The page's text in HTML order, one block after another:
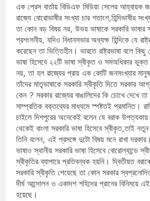
এক প্রেস বার্তায় বিডিএফ মিডিয়া সেলের আহ্বায়ক
রাজ্যে বোরোভাষীর সংখ্যা চার শতাংশ,হিন্দিভাষীর
তা কোন বড় বিষয় নয়, উভয় ভাষাকে সরকারি ভাষার
প্রশংসনীয়, যদিও বিধানসভার অধ্যক্ষ হিন্দিকে যে
করেছেন তা ভিত্তিহীন। ভারতে রাষ্ট্রভাষা বলে কিছু
ভাষা হিসেবে ২২টি ভাষা স্বীকৃত ও সমঅধিকার
নয়, তা হল রাজ্যের প্রায় এক কোটি জনসংখ্যার
তাঁদের মাতৃভাষাকে সরকারি স্বীকৃতি দিতে সরকার
কেন ? সরকার রাজ্যের বাঙালিদের কি চোখে দেখে তা
সাম্প্রতিক বক্তব্যের মাধ্যমে স্পষ্টতই প্রমানিত।
চাইলে দিশপুরের অনেকেই বলেন যে বরাক
থেকেই বাংলা সরকারি ভাষা হিসেবে স্বীকৃত,তাই
তিনি বলেন, এই প্রসঙ্গে দুটো বিষয় মনে রাখা
ভাষাও স্থানীয় সরকারি ভাষা হিসেবে বোরোল্যান্ডে
স্বীকৃতির ব্যাপারে প্রতিবন্ধক হয়নি। দ্বিতীয়ত
সরকারি স্বীকৃতি পেয়েছে তা কোন সরকার
দীর্ঘ আন্দোলন ও একাদশ শহিদের প্রানের বিনিময়ে
হয়েছে।